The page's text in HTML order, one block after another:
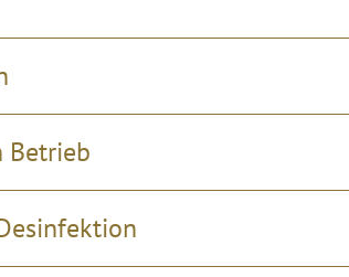
Betrieb